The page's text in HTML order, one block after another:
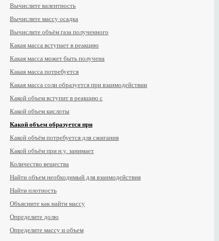
Вычислите валентность
Вычислите массу осадка
Вычислите объём газа полученного
Какая масса вступает в реакцию
Какая масса может быть получена
Какая масса потребуется
Какая масса соли образуется при взаимодействии
Какой объем вступит в реакцию с
Какой объем кислоты
Какой объем образуется при
Какой объём потребуется для сжигания
Какой объём при н.у. занимает
Количество вещества
Найти объем необходимый для взаимодействия
Найти плотность
Объясните как найти массу
Определите долю
Определите массу и объем